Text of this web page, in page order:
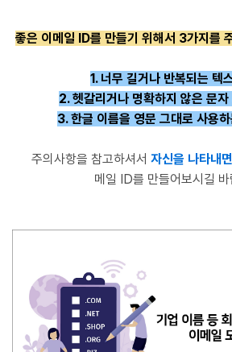
좋은 이메일 ID를 만들기 위해서 3가지를
1. 너무 길거나 반복되는 텍
2. 헷갈리거나 명확하지 않은 문자
3. 한글 이름을 영문 그대로 사용하
주의사항을 참고하셔서 자신을 나타내
메일 ID를 만들어보시길 바